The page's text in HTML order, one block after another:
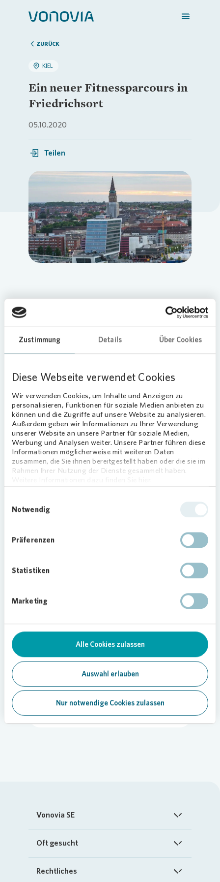
Zustimmung Details Über Cookies
Diese Webseite verwendet Cookies
Wir verwenden Cookies, um Inhalte und Anzeigen zu
personalisieren, Funktionen für soziale Medien anbieten zu
können und die Zugriffe auf unsere Website zu analysieren.
Außerdem geben wir Informationen zu Ihrer Verwendung
unserer Website an unsere Partner für soziale Medien,
Werbung und Analysen weiter. Unsere Partner führen diese
Informationen möglicherweise mit weiteren Daten
zusammen, die Sie ihnen bereitgestellt haben oder die sie im
Rahmen Ihrer Nutzung der Dienste gesammelt haben.
Notwendig
Präferenzen
Statistiken
Marketing
Alle Cookies zulassen
Auswahl erlauben
Nur notwendige Cookies zulassen
Zuhause finden
Mein Zuhause
Meine Stadt
Weitere Angebote
Login
ZURÜCK
KIEL
Ein neuer Fitnessparcours in
Friedrichsort
05.10.2020
Teilen
Loading...
gemeinsam mit mehreren Sponsoren
einen neuen Fitnessparcours auf dem
ehemaligen Handballplatz eröffnet. Auch
3.000 Euro für die neuen Sportgeräte
für den neuen Parcours
zusammengekommen. Nils Bartels,
VonoviaRegionalbereichsleiter Kiel, war
für das Wohnungsunternehmen bei der
offiziellen Eröffnung anwesend.
Ab sofort können die Menschen in Friedrichsort
Sportler die Geräte optimal nutzen können, wird
der SV Friedrichsort noch Hinweisschilder und
angedacht – unter anderem ein Fahrradtrainer und
05.10.2020
Soziales Engagement
Vonovia SE
Startseite
Oft gesucht
FAQ
Rechtliches